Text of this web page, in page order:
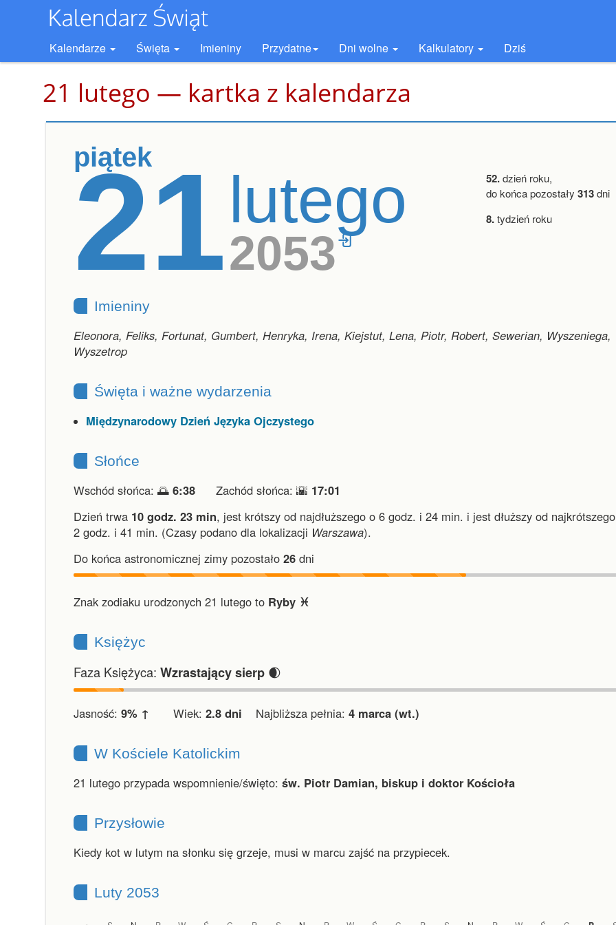
Kalendarze Święta Imieniny Przydatne Dni wolne Kalkulatory Dziś
21 lutego — kartka z kalendarza
piątek
21lutego
2053
52.dzień roku,
do końca pozostały 313dni
8.tydzień roku
Imieniny
Eleonora, Feliks, Fortunat, Gumbert, Henryka, Irena, Kiejstut, Lena, Piotr, Robert, Sewerian, Wyszeniega,
Wyszetrop
Święta i ważne wydarzenia
Międzynarodowy Dzień Języka Ojczystego
Słońce
Wschód słońca: 🌅 6:38 Zachód słońca: 🌇 17:01
Dzień trwa 10 godz. 23 min, jest krótszy od najdłuższego o 6 godz. i 24 min. i jest dłuższy od
2 godz. i 41 min. (Czasy podano dla lokalizacji Warszawa).
Do końca astronomicznej zimy pozostało 26 dni
Znak zodiaku urodzonych 21 lutego to Ryby ♓︎
Księżyc
Faza Księżyca: Wzrastający sierp 🌒
Jasność: 9% ↑ Wiek: 2.8 dni Najbliższa pełnia: 4 marca (wt.)
W Kościele Katolickim
21 lutego przypada wspomnienie/święto: św. Piotr Damian, biskup i doktor Kościoła
Przysłowie
Kiedy kot w lutym na słonku się grzeje, musi w marcu zajść na przypiecek.
Luty 2053